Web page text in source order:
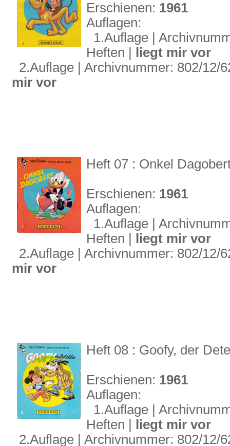
Erschienen: 1961
Auflagen:
1.Auflage |
Heften |
liegt mir vor
2.Auflage | Archivnummer: 802/12/
mir vor
Heft 07 : Onkel
Erschienen: 1961
Auflagen:
1.Auflage |
Heften |
liegt mir vor
2.Auflage | Archivnummer: 802/12/
mir vor
Heft 08 : Goofy, der
Erschienen: 1961
Auflagen:
1.Auflage |
Heften |
liegt mir vor
2.Auflage | Archivnummer: 802/12/